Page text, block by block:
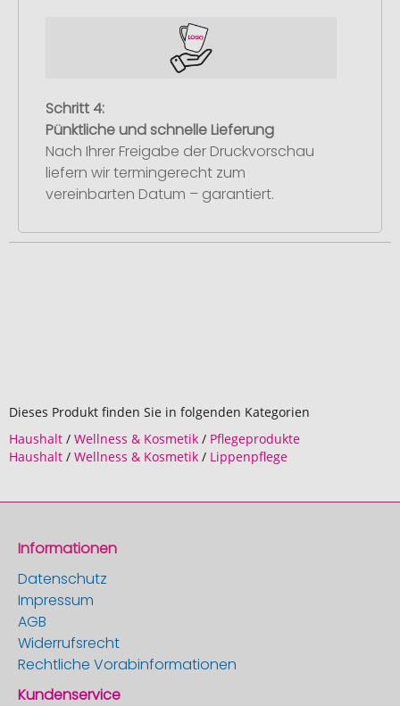
Schritt 4:
Pünktliche und schnelle Lieferung
Nach Ihrer Freigabe der Druckvorschau
liefern wir termingerecht zum
vereinbarten Datum – garantiert.
Dieses Produkt finden Sie in folgenden Kategorien
Haushalt / Wellness & Kosmetik / Pflegeprodukte
Haushalt / Wellness & Kosmetik / Lippenpflege
Informationen
Datenschutz
Impressum
AGB
Widerrufsrecht
Rechtliche Vorabinformationen
Kundenservice